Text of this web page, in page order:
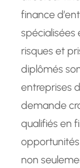
finance
spécialisées
risques et
diplômés
entreprises
demande
qualifiés en
non